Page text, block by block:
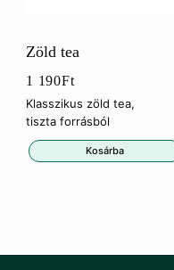
Zöld tea
1 190Ft
Klasszikus zöld tea,
tiszta forrásból
Kosárba